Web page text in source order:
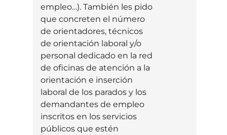
empleo…). También les pido
que concreten el número
de orientadores, técnicos
de orientación laboral y/o
personal dedicado en la red
de oficinas de atención a la
orientación e inserción
laboral de los parados y los
demandantes de empleo
inscritos en los servicios
públicos que estén